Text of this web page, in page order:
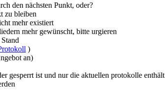
den nächsten Punkt, oder?
zu bleiben
mehr existiert
mehr gewünscht, bitte urgieren
)
an)
gesperrt ist und nur die aktuellen protokolle enthält